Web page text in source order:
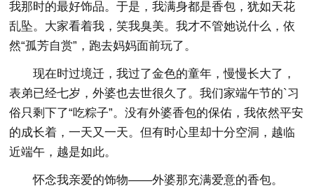
我那时的最好饰品。于是，我满身都是香包，犹如天花
乱坠。大家看着我，笑我臭美。我才不管她说什么，依
然“孤芳自赏”，跑去妈妈面前玩了。
现在时过境迁，我过了金色的童年，慢慢长大了，
表弟已经七岁，外婆也去世很久了。我们家端午节的`习
俗只剩下了“吃粽子”。没有外婆香包的保佑，我依然平安
的成长着，一天又一天。但有时心里却十分空洞，越临
近端午，越是如此。
怀念我亲爱的饰物——外婆那充满爱意的香包。